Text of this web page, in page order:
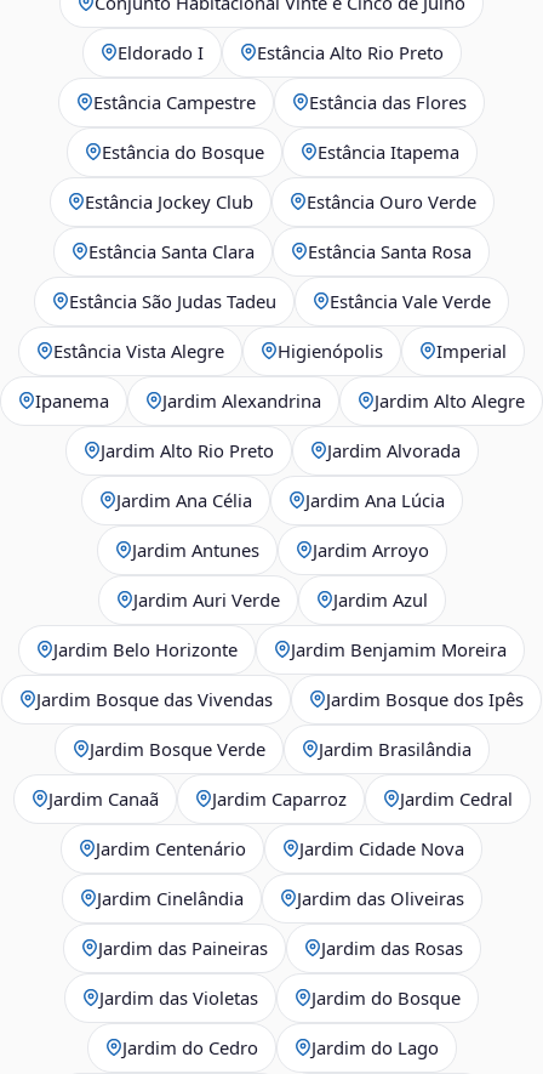
Eldorado I Estância Alto Rio Preto
Estância Campestre Estância das Flores
Estância do Bosque Estância Itapema
Estância Jockey Club Estância Ouro Verde
Estância Santa Clara Estância Santa Rosa
Estância São Judas Tadeu Estância Vale Verde
Estância Vista Alegre Higienópolis Imperial
Ipanema Jardim Alexandrina Jardim Alto Alegre
Jardim Alto Rio Preto Jardim Alvorada
Jardim Ana Célia Jardim Ana Lúcia
Jardim Antunes Jardim Arroyo
Jardim Auri Verde Jardim Azul
Jardim Belo Horizonte Jardim Benjamim Moreira
Jardim Bosque das Vivendas Jardim Bosque dos Ipês
Jardim Bosque Verde Jardim Brasilândia
Jardim Canaã Jardim Caparroz Jardim Cedral
Jardim Centenário Jardim Cidade Nova
Jardim Cinelândia Jardim das Oliveiras
Jardim das Paineiras Jardim das Rosas
Jardim das Violetas Jardim do Bosque
Jardim do Cedro Jardim do Lago